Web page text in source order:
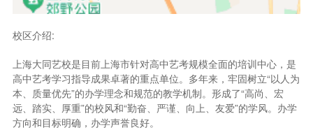
校区介绍:
上海大同艺校是目前上海市针对高中艺考规模全面的培训中心，是
高中艺考学习指导成果卓著的重点单位。多年来，牢固树立“以人为
本、质量优先”的办学理念和规范的教学机制。形成了“高尚、宏
远、踏实、厚重”的校风和“勤奋、严谨、向上、友爱”的学风。办学
方向和目标明确，办学声誉良好。